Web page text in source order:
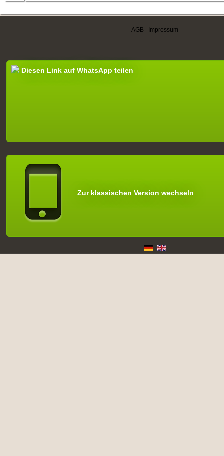
AGB Impressum
Diesen Link auf WhatsApp teilen
Zur klassischen Version wechseln